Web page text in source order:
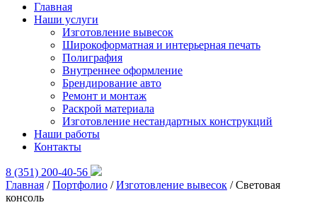
Главная
Наши услуги
Изготовление вывесок
Широкоформатная и интерьерная печать
Полиграфия
Внутреннее оформление
Брендирование авто
Ремонт и монтаж
Раскрой материала
Изготовление нестандартных конструкций
Наши работы
Контакты
8 (351) 200-40-56
Главная /Портфолио /Изготовление вывесок /Световая
консоль